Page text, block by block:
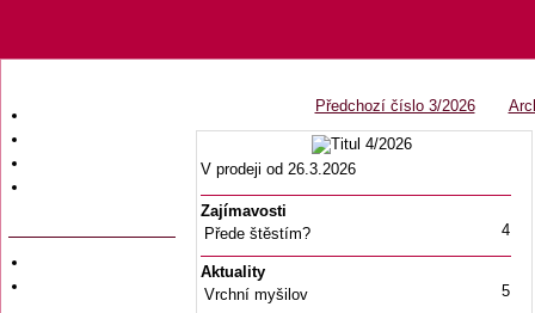
Předchozí číslo 3/2026
V prodeji od 26.3.2026
Zajímavosti
Přede štěstím?
4
Aktuality
Vrchní myšilov
5